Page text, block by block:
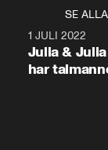
“Julia & Julia
SE ALLA
1 JULI 2022
Julia &
har